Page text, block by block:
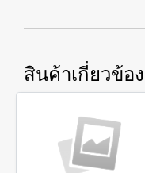
สินค้าเกี่ยวข้อง